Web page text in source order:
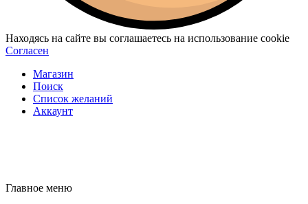
Находясь на сайте вы соглашаетесь на использование cookie
Согласен
Магазин
Поиск
Список желаний
Аккаунт
Главное меню